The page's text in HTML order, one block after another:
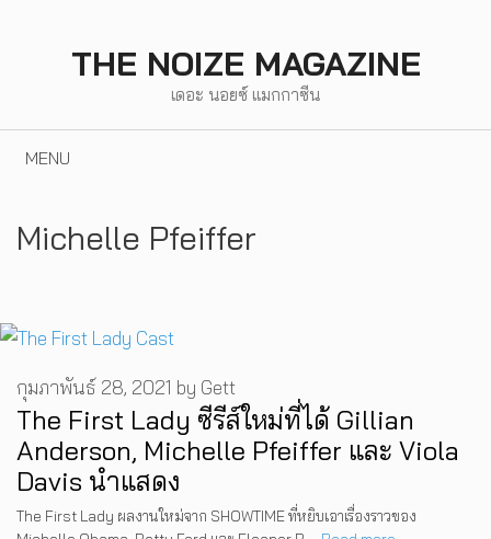
THE NOIZE MAGAZINE
เดอะ นอยซ์ แมกกาซีน
MENU
Michelle Pfeiffer
The First Lady ซีรีส์ใหม่ที่ได้ Gillian
Anderson, Michelle Pfeiffer และ Viola
Davis นำแสดง
กุมภาพันธ์ 28, 2021 by Gett
The First Lady ผลงานใหม่จาก SHOWTIME ที่หยิบเอาเรื่องราวของ